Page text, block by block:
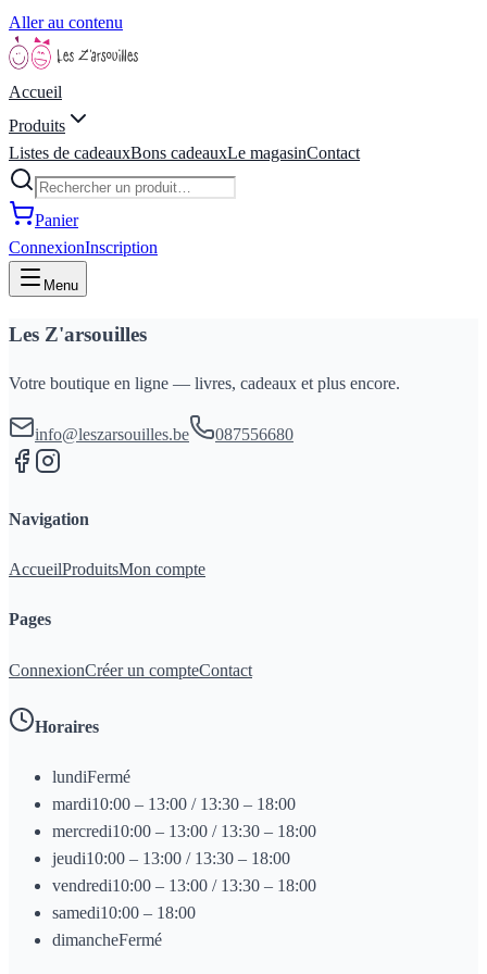
Aller au contenu
Accueil
Produits
Listes de cadeauxBons cadeauxLe magasinContact
Panier
ConnexionInscription
Menu
Les Z'arsouilles
Votre boutique en ligne — livres, cadeaux et plus encore.
info@leszarsouilles.be 087556680
Navigation
AccueilProduitsMon compte
Pages
ConnexionCréer un compteContact
Horaires
lundiFermé
mardi10:00 – 13:00 / 13:30 – 18:00
mercredi10:00 – 13:00 / 13:30 – 18:00
jeudi10:00 – 13:00 / 13:30 – 18:00
vendredi10:00 – 13:00 / 13:30 – 18:00
samedi10:00 – 18:00
dimancheFermé